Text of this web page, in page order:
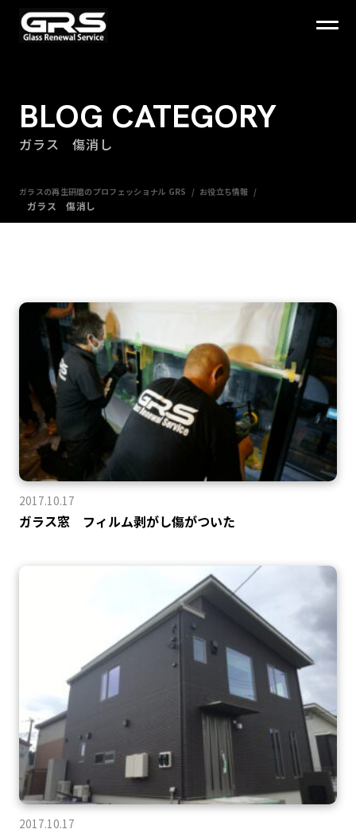
BLOG CATEGORY
ガラス 傷消し
ガラスの再生研磨のプロフェッショナル GRS お役立ち情報
ガラス 傷消し
2017.10.17
ガラス窓 フィルム剥がし傷がついた
2017.10.17